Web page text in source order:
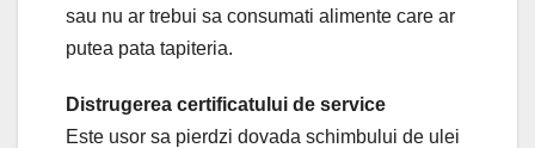
sau nu ar trebui sa consumati alimente care ar
putea pata tapiteria.
Distrugerea certificatului de service
Este usor sa pierdzi dovada schimbului de ulei